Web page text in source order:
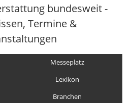
bundesweit -
Termine &
Messeplatz
Lexikon
Branchen